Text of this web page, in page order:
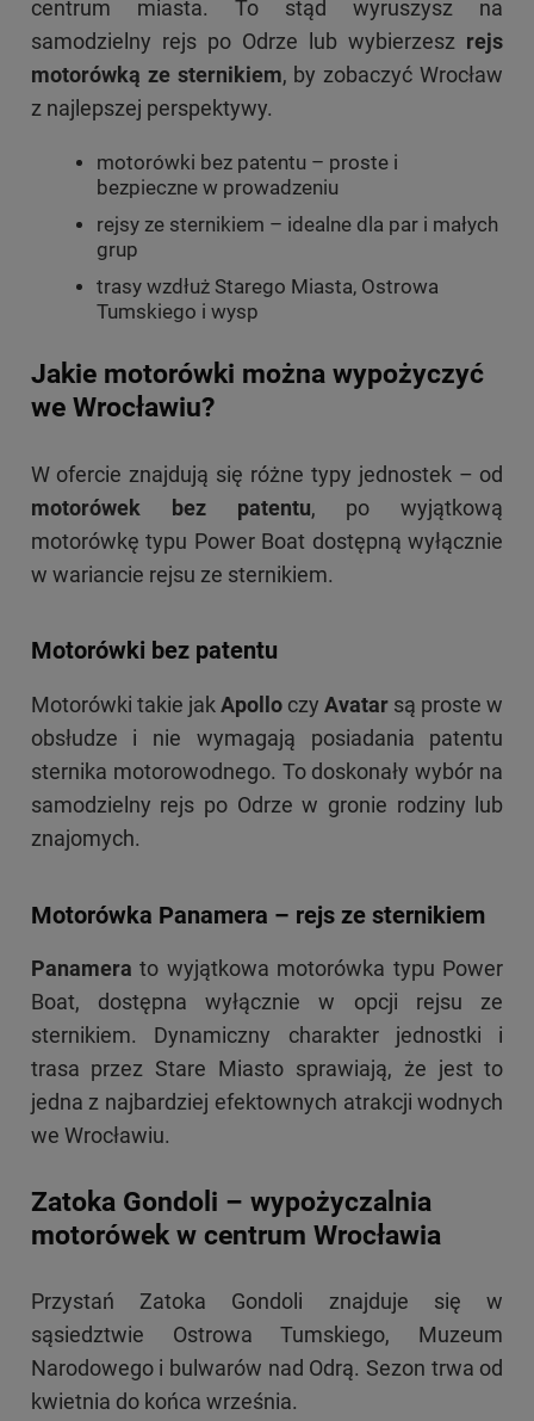
centrum miasta. To stąd wyruszysz na
samodzielny rejs po Odrze lub wybierzesz rejs
motorówką ze sternikiem, by zobaczyć Wrocław
z najlepszej perspektywy.
motorówki bez patentu – proste i
bezpieczne w prowadzeniu
rejsy ze sternikiem – idealne dla par i małych
grup
trasy wzdłuż Starego Miasta, Ostrowa
Tumskiego i wysp
Jakie motorówki można wypożyczyć
we Wrocławiu?
W ofercie znajdują się różne typy jednostek – od
motorówek bez patentu, po wyjątkową
motorówkę typu Power Boat dostępną wyłącznie
w wariancie rejsu ze sternikiem.
Motorówki bez patentu
Motorówki takie jakApolloczyAvatar są proste w
obsłudze i nie wymagają posiadania patentu
sternika motorowodnego. To doskonały wybór na
samodzielny rejs po Odrze w gronie rodziny lub
znajomych.
Motorówka Panamera – rejs ze sternikiem
Panamera to wyjątkowa motorówka typu Power
Boat, dostępna wyłącznie w opcji rejsu ze
sternikiem. Dynamiczny charakter jednostki i
trasa przez Stare Miasto sprawiają, że jest to
jedna z najbardziej efektownych atrakcji wodnych
we Wrocławiu.
Zatoka Gondoli – wypożyczalnia
motorówek w centrum Wrocławia
Przystań Zatoka Gondoli znajduje się w
sąsiedztwie Ostrowa Tumskiego, Muzeum
Narodowego i bulwarów nad Odrą. Sezon trwa od
kwietnia do końca września.